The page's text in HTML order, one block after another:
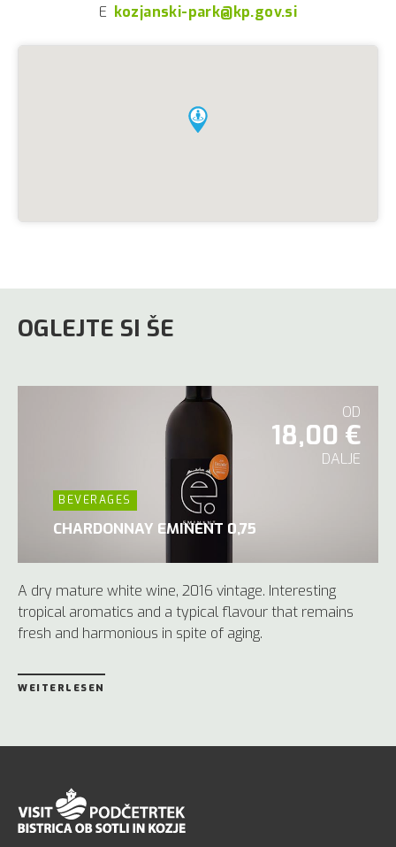
E kozjanski-park@kp.gov.si
OGLEJTE SI ŠE
OD
18,00 €
DALJE
BEVERAGES
CHARDONNAY EMINENT 0,75
A dry mature white wine, 2016 vintage. Interesting
tropical aromatics and a typical flavour that remains
fresh and harmonious in spite of aging.
WEITERLESEN